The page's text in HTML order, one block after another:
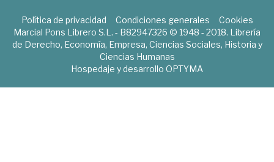
Política de privacidad Condiciones generales
Cookies
Marcial Pons Librero S.L. - B82947326 © 1948 - 2018. Librería
de Derecho, Economía, Empresa, Ciencias Sociales, Historia y
Ciencias Humanas
Hospedaje y desarrollo OPTYMA